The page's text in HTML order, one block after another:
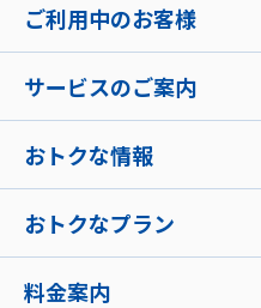
ご利用中のお客様
サービスのご案内
おトクな情報
おトクなプラン
料金案内